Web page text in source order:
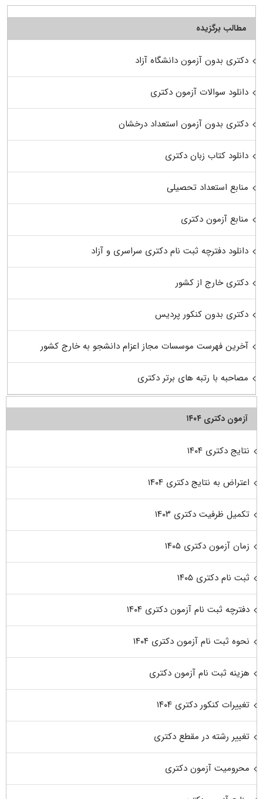
مطالب برگزیده
دکتری بدون آزمون دانشگاه آزاد
دانلود سوالات آزمون دکتری
دکتری بدون آزمون استعداد درخشان
دانلود کتاب زبان دکتری
منابع استعداد تحصیلی
منابع آزمون دکتری
دانلود دفترچه ثبت نام دکتری سراسری و آزاد
دکتری خارج از کشور
دکتری بدون کنکور پردیس
آخرین فهرست موسسات مجاز اعزام دانشجو به خارج کشور
مصاحبه با رتبه های برتر دکتری
آزمون دکتری ۱۴۰۴
نتایج دکتری ۱۴۰۴
اعتراض به نتایج دکتری ۱۴۰۴
تکمیل ظرفیت دکتری ۱۴۰۳
زمان آزمون دکتری ۱۴۰۵
ثبت نام دکتری ۱۴۰۵
دفترچه ثبت نام آزمون دکتری ۱۴۰۴
نحوه ثبت نام آزمون دکتری ۱۴۰۴
هزینه ثبت نام آزمون دکتری
تغییرات کنکور دکتری ۱۴۰۴
تغییر رشته در مقطع دکتری
محرومیت آزمون دکتری